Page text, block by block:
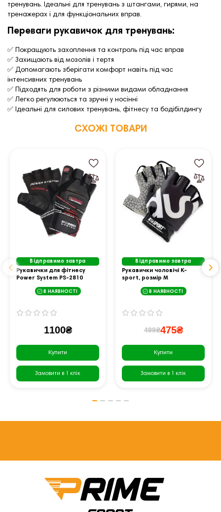
тренувань. Ідеальні для тренувань з штангами, гирями, на
тренажерах і для функціональних вправ.
Переваги рукавичок для тренувань:
✅ Покращують захоплення та контроль під час вправ
✅ Захищають від мозолів і тертя
✅ Допомагають зберігати комфорт навіть під час
інтенсивних тренувань
✅ Підходять для роботи з різними видами обладнання
✅ Легко регулюються та зручні у носінні
✅ Ідеальні для силових тренувань, фітнесу та бодібілдингу
СХОЖІ ТОВАРИ
Відправимо завтра
Рукавички для фітнесу
Power System PS-2810
чорно-червоні
В НАЯВНОСТІ
1100₴
Купити
Замовити в 1 клік
Відправимо завтра
Рукавички чоловічі K-
sport, розмір M
В НАЯВНОСТІ
499₴475₴
Купити
Замовити в 1 клік